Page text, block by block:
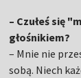
– Czułeś się
głośnikiem?
– Mnie nie
sobą. Niech